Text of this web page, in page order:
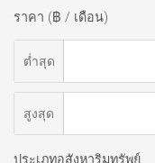
ราคา (฿ / เดือน)
ต่ำสุด
สูงสุด
ประเภทอสังหาริมทรัพย์